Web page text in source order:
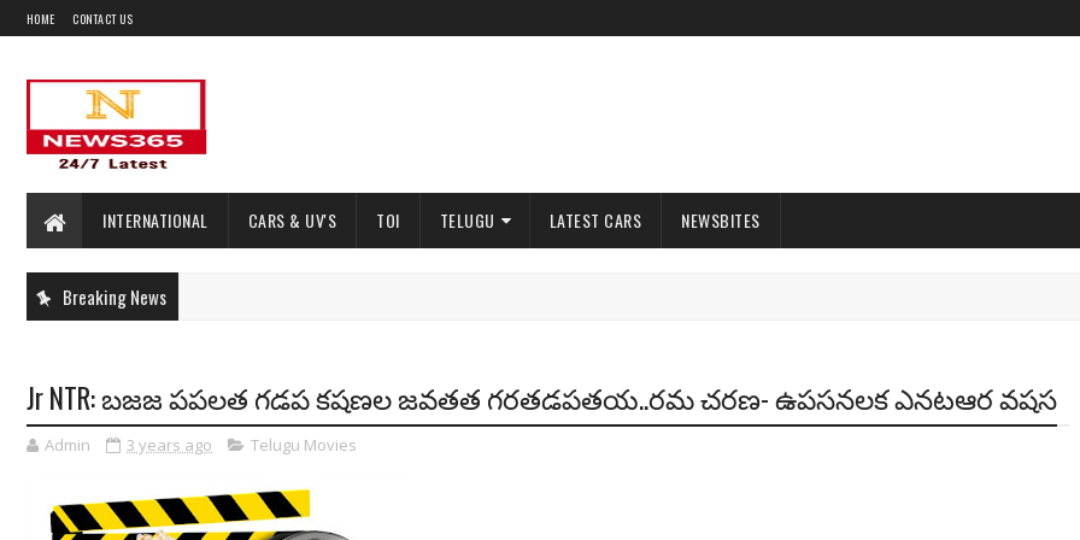
HOME CONTACT US
INTERNATIONAL CARS & UV'S TOI TELUGU LATEST CARS NEWSBITES
Breaking News
Jr NTR: బజజ పపలత గడప కషణల జవతత గరతడపతయ..రమ చరణ- ఉపసనలక ఎనటఆర వషస
Admin 3 years ago Telugu Movies